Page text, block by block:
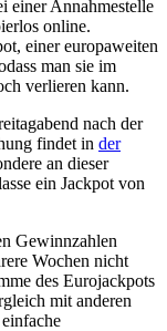
einer Annahmestelle
online.
einer europaweiten
man sie im
verlieren kann.
nach der
findet in der
an dieser
ein Jackpot von
Gewinnzahlen
Wochen nicht
des Eurojackpots
mit anderen